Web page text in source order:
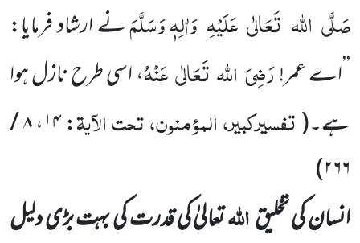
صَلَّی اللہ تَعَالٰی عَلَیْہِ وَاٰلِہٖ وَسَلَّمَنے ارشاد فرمایا:
’’اے عمر!رَضِیَ اللہتَعَالٰیعَنْہُ، اسی طرح نازل ہوا
ہے۔(تفسیرکبیر، المؤمنون، تحت الآیۃ:۱۴، ۸ /
۲۶۶)
انسان کی تخلیقاللہتعالیٰ کی قدرت کی بہت بڑی دلیل